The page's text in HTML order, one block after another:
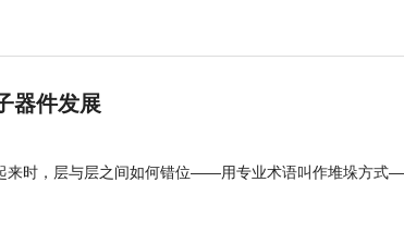
器件发展
来时，层与层之间如何错位——用专业术语叫作堆垛方